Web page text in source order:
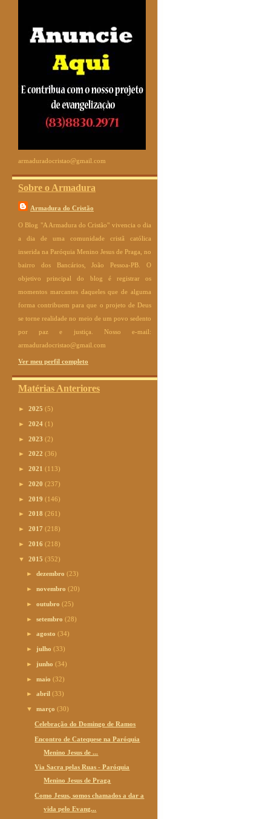
armaduradocristao@gmail.com
Sobre o Armadura
Armadura do Cristão
O Blog "A Armadura do Cristão" vivencia o dia
a dia de uma comunidade cristã católica
inserida na Paróquia Menino Jesus de Praga, no
bairro dos Bancários, João Pessoa-PB. O
objetivo principal do blog é registrar os
momentos marcantes daqueles que de alguma
forma contribuem para que o projeto de Deus
se torne realidade no meio de um povo sedento
por paz e justiça. Nosso e-mail:
armaduradocristao@gmail.com
Ver meu perfil completo
Matérias Anteriores
► 2025 (5)
► 2024 (1)
► 2023 (2)
► 2022 (36)
► 2021 (113)
► 2020 (237)
► 2019 (146)
► 2018 (261)
► 2017 (218)
► 2016 (218)
▼ 2015 (352)
►dezembro(23)
►novembro(20)
►outubro(25)
►setembro(28)
►agosto(34)
► julho(33)
► junho(34)
►maio(32)
►abril(33)
▼março(30)
Celebração do Domingo de Ramos
Encontro de Catequese na Paróquia
Menino Jesus de ...
Via Sacra pelas Ruas - Paróquia
Menino Jesus de Praga
Como Jesus, somos chamados a dar a
vida pelo Evang...